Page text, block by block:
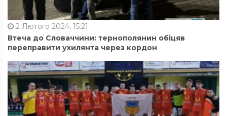
2 Лютого 2024, 15:21
Втеча до Словаччини: тернополянин обіцяв
переправити ухилянта через кордон